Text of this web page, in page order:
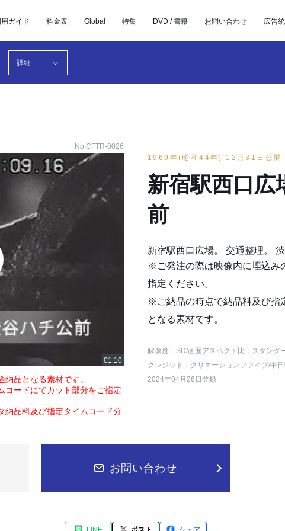
用ガイド 料金表 Global 特集 DVD / 書籍 お問い合わせ 広告
詳細
No.CFTR-0026
品となる素材です。
ードにてカット部分をご指定
納品料及び指定タイムコード分
1969年(昭和44年) 12月31日公開
新宿駅西口広
前
新宿駅西口広場。 交通整理。
※ご発注の際は映像内に埋込み
指定ください。
※ご納品の時点で納品料及び指
となる素材です。
解像度：SD/画面アスペクト比：スタンダ
クレジット：クリエーションファイブ/中
2024年04月26日登録
お問い合わせ